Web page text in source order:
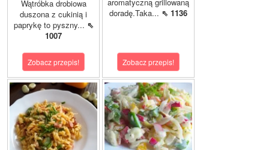
Wątróbka drobiowa
duszona z cukinią i
paprykę to pyszny... ⇖
1007
Zobacz przepis!
aromatyczną grillowaną
doradę.Taka... ⇖ 1136
Zobacz przepis!